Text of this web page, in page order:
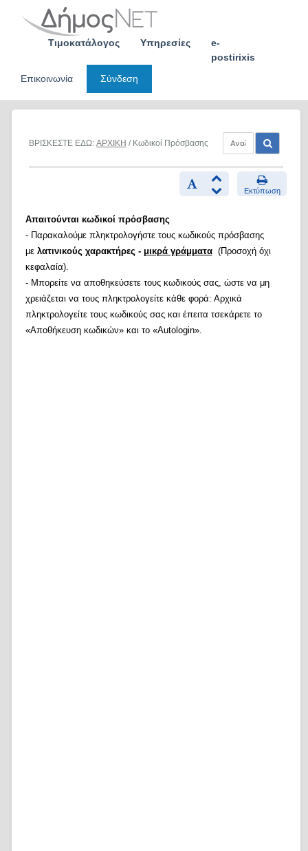
Τιμοκατάλογος Υπηρεσίες
e-
postirixis
Επικοινωνία
Σύνδεση
ΒΡΙΣΚΕΣΤΕ ΕΔΩ: ΑΡΧΙΚΗ / Κωδικοί Πρόσβασης
Εκτύπωση
Απαιτούνται κωδικοί πρόσβασης
- Παρακαλούμε πληκτρολογήστε τους κωδικούς πρόσβασης
με λατινικούς χαρακτήρες - μικρά γράμματα(Προσοχή όχι
κεφαλαία).
- Μπορείτε να αποθηκεύσετε τους κωδικούς σας, ώστε να μη
χρειάζεται να τους πληκτρολογείτε κάθε φορά: Αρχικά
πληκτρολογείτε τους κωδικούς σας και έπειτα τσεκάρετε το
«Αποθήκευση κωδικών» και το «Autologin».